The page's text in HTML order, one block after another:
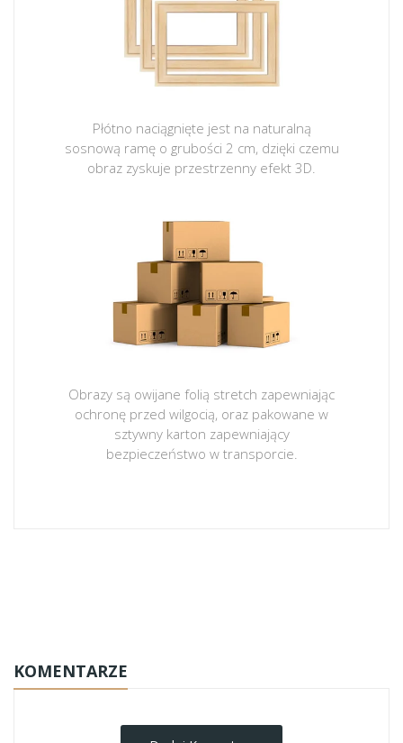
Płótno naciągnięte jest na naturalną
sosnową ramę o grubości 2 cm, dzięki czemu
obraz zyskuje przestrzenny efekt 3D.
Obrazy są owijane folią stretch zapewniając
ochronę przed wilgocią, oraz pakowane w
sztywny karton zapewniający
bezpieczeństwo w transporcie.
KOMENTARZE